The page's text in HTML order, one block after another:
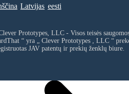
Latvijas eesti
Prototypes, LLC - Visos teisės
“ yra „ Clever Prototypes , LLC“
JAV patentų ir prekių ženklų biure.